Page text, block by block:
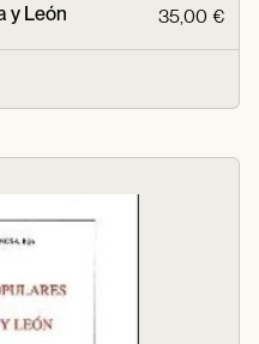
y León 35,00 €